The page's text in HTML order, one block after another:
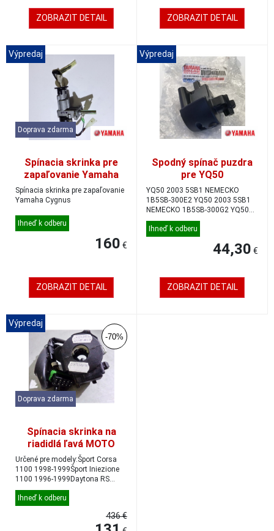
ZOBRAZIT DETAIL ZOBRAZIT DETAIL
Výpredaj
Doprava zdarma
Spínacia skrinka pre
zapaľovanie Yamaha
Cygnus
Spínacia skrinka pre zapaľovanie
Yamaha Cygnus
Ihneď k odberu
160 €
ZOBRAZIT DETAIL
Výpredaj
Spodný spínač puzdra
pre YQ50
YQ50 2003 5SB1 NEMECKO
1B5SB-300E2 YQ50 2003 5SB1
NEMECKO 1B5SB-300G2 YQ50
2003 5SB1 ITALY 1B5SB...
Ihneď k odberu
44,30 €
ZOBRAZIT DETAIL
Výpredaj
-70%
Doprava zdarma
Spínacia skrinka na
riadidlá ľavá MOTO
GUZZI 1100
šport/Daytona/Quota/V
10
Určené pre modely:Šport Corsa
1100 1998-1999Šport Iniezione
1100 1996-1999Daytona RS
1000 1997-1998Q...
Ihneď k odberu
436 €